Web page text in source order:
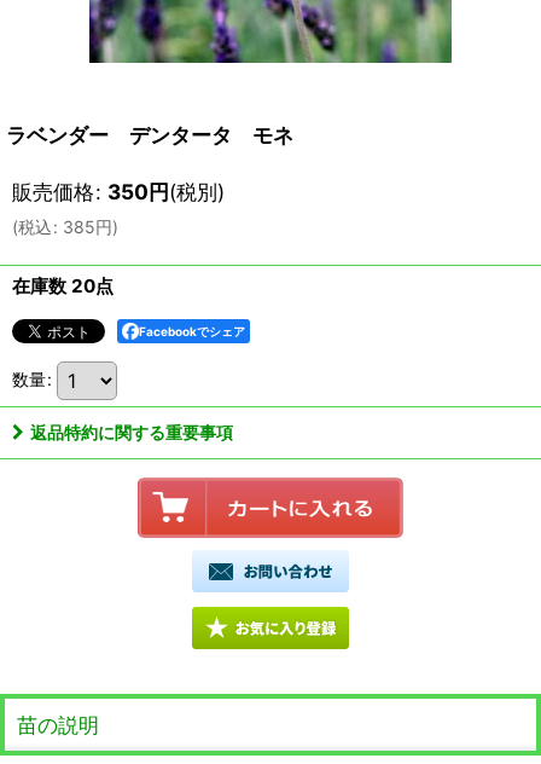
ラベンダー デンタータ モネ
販売価格: 350円(税別)
(税込: 385円)
在庫数 20点
Facebookでシェア
数量:
返品特約に関する重要事項
苗の説明